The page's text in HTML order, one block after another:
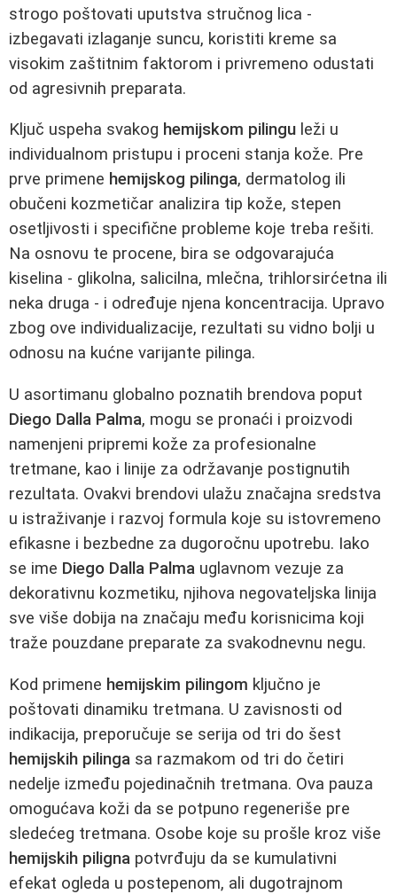
strogo poštovati uputstva stručnog lica -
izbegavati izlaganje suncu, koristiti kreme sa
visokim zaštitnim faktorom i privremeno odustati
od agresivnih preparata.
Ključ uspeha svakog hemijskom pilingu leži u
individualnom pristupu i proceni stanja kože. Pre
prve primene hemijskog pilinga, dermatolog ili
obučeni kozmetičar analizira tip kože, stepen
osetljivosti i specifične probleme koje treba rešiti.
Na osnovu te procene, bira se odgovarajuća
kiselina - glikolna, salicilna, mlečna, trihlorsirćetna ili
neka druga - i određuje njena koncentracija. Upravo
zbog ove individualizacije, rezultati su vidno bolji u
odnosu na kućne varijante pilinga.
U asortimanu globalno poznatih brendova poput
Diego Dalla Palma, mogu se pronaći i proizvodi
namenjeni pripremi kože za profesionalne
tretmane, kao i linije za održavanje postignutih
rezultata. Ovakvi brendovi ulažu značajna sredstva
u istraživanje i razvoj formula koje su istovremeno
efikasne i bezbedne za dugoročnu upotrebu. Iako
se ime Diego Dalla Palma uglavnom vezuje za
dekorativnu kozmetiku, njihova negovateljska linija
sve više dobija na značaju među korisnicima koji
traže pouzdane preparate za svakodnevnu negu.
Kod primene hemijskim pilingom ključno je
poštovati dinamiku tretmana. U zavisnosti od
indikacija, preporučuje se serija od tri do šest
hemijskih pilinga sa razmakom od tri do četiri
nedelje između pojedinačnih tretmana. Ova pauza
omogućava koži da se potpuno regeneriše pre
sledećeg tretmana. Osobe koje su prošle kroz više
hemijskih piligna potvrđuju da se kumulativni
efekat ogleda u postepenom, ali dugotrajnom